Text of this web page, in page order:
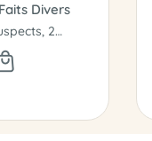
Divers
241 histoires, 1025 suspects, 2892 mots, un jeu d'enquêtes délirantes.